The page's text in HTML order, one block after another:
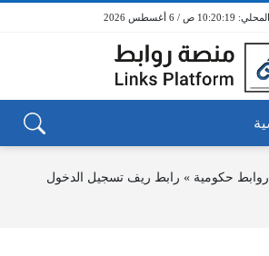
10:20:19 ص / 6 أغسطس 2026
روابط حكومية » رابط ريف تسجيل الدخول